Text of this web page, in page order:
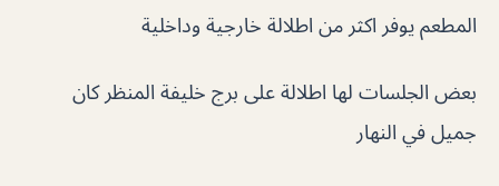
المطعم يوفر اكثر من اطلالة خارجية وداخلية
بعض الجلسات لها اطلالة على برج خليفة المنظر كان
جميل في النهار